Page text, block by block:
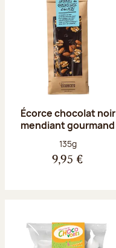
Écorce chocolat noir
mendiant gourmand
Poids net :
135g
9,95 €